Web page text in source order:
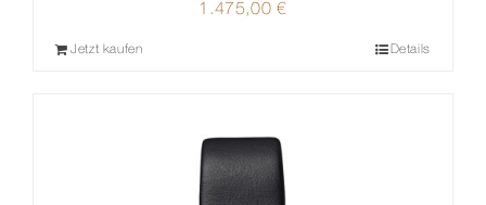
1.475,00€
Jetzt kaufen Details